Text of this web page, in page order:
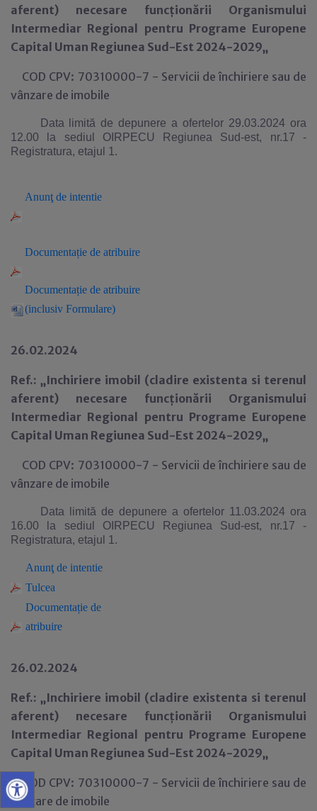
aferent) necesare funcționării Organismului
Intermediar Regional pentru Programe Europene
Capital Uman Regiunea Sud-Est 2024-2029„
COD CPV: 70310000-7 - Servicii de închiriere sau de
vânzare de imobile
Data limită de depunere a ofertelor 29.03.2024 ora
12.00 la sediul OIRPECU Regiunea Sud-est, nr.17 -
Registratura, etajul 1.
Anunţ de intentie
Documentație de atribuire
Documentație de atribuire
(inclusiv Formulare)
26.02.2024
Ref.: „Inchiriere imobil (cladire existenta si terenul
aferent) necesare funcționării Organismului
Intermediar Regional pentru Programe Europene
Capital Uman Regiunea Sud-Est 2024-2029„
COD CPV: 70310000-7 - Servicii de închiriere sau de
vânzare de imobile
Data limită de depunere a ofertelor 11.03.2024 ora
16.00 la sediul OIRPECU Regiunea Sud-est, nr.17 -
Registratura, etajul 1.
Anunţ de intentie
Tulcea
Documentație de
atribuire
26.02.2024
Ref.: „Inchiriere imobil (cladire existenta si terenul
aferent) necesare funcționării Organismului
Intermediar Regional pentru Programe Europene
Capital Uman Regiunea Sud-Est 2024-2029„
COD CPV: 70310000-7 - Servicii de închiriere sau de
vânzare de imobile